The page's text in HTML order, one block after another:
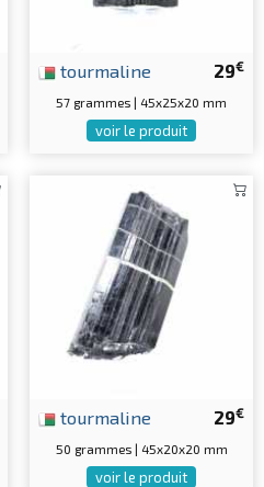
29€
tourmaline
57 grammes | 45x25x20 mm
voir le produit
29€
tourmaline
50 grammes | 45x20x20 mm
voir le produit